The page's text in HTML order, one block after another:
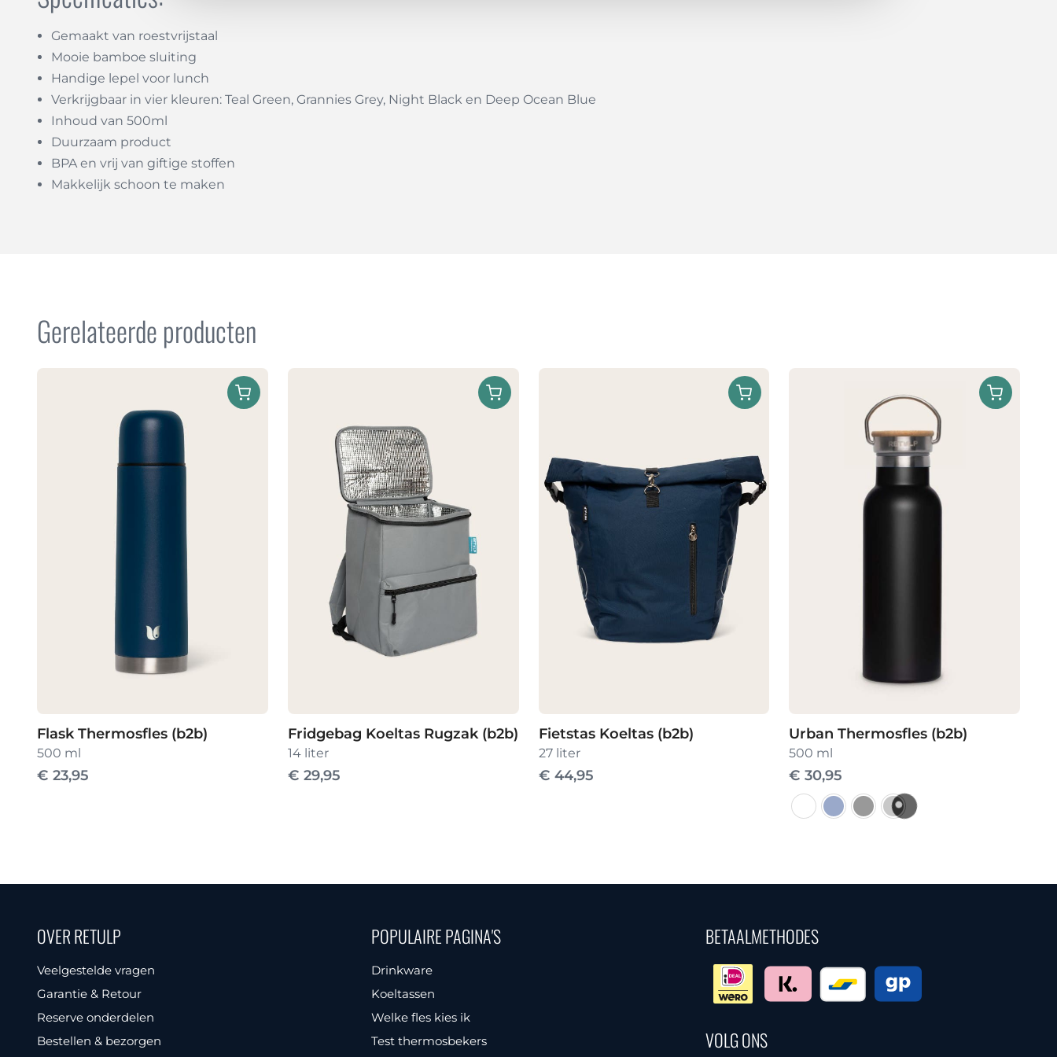
Gemaakt van roestvrijstaal
Mooie bamboe sluiting
Handige lepel voor lunch
Verkrijgbaar in vier kleuren: Teal Green, Grannies Grey, Night Black en Deep Ocean Blue
Inhoud van 500ml
Duurzaam product
BPA en vrij van giftige stoffen
Makkelijk schoon te maken
Gerelateerde producten
Flask Thermosfles (b2b)
500 ml
€ 23,95
Fridgebag Koeltas Rugzak (b2b)
14 liter
€ 29,95
Fietstas Koeltas (b2b)
27 liter
€ 44,95
Urban Thermosfles (b2b)
500 ml
€ 30,95
Deze
optie
kan
gekozen
OVER RETULP
Veelgestelde vragen
Garantie & Retour
Reserve onderdelen
Bestellen & bezorgen
POPULAIRE PAGINA'S
Drinkware
Koeltassen
Welke fles kies ik
Test thermosbekers
BETAALMETHODES
VOLG ONS